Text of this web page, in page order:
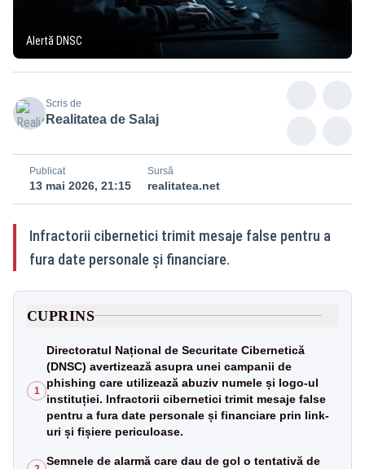
Alertă DNSC
Scris de
Realitatea de Salaj
Publicat
13 mai 2026, 21:15
Sursă
realitatea.net
Infractorii cibernetici trimit mesaje false pentru a
fura date personale și financiare.
CUPRINS
1
Directoratul Național de Securitate Cibernetică
(DNSC) avertizează asupra unei campanii de
phishing care utilizează abuziv numele și logo-ul
instituției. Infractorii cibernetici trimit mesaje false
pentru a fura date personale și financiare prin link-
uri și fișiere periculoase.
Semnele de alarmă care dau de gol o tentativă de